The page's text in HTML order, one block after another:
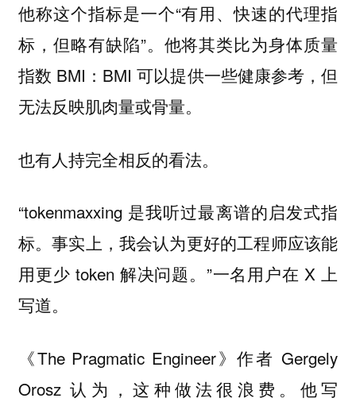
他称这个指标是一个“有用、快速的代理指
标，但略有缺陷”。他将其类比为身体质量
指数 BMI：BMI 可以提供一些健康参考，但
无法反映肌肉量或骨量。
也有人持完全相反的看法。
“tokenmaxxing 是我听过最离谱的启发式指
标。事实上，我会认为更好的工程师应该能
用更少 token 解决问题。”一名用户在 X 上
写道。
《The Pragmatic Engineer》作者 Gergely
Orosz 认为，这种做法很浪费。他写